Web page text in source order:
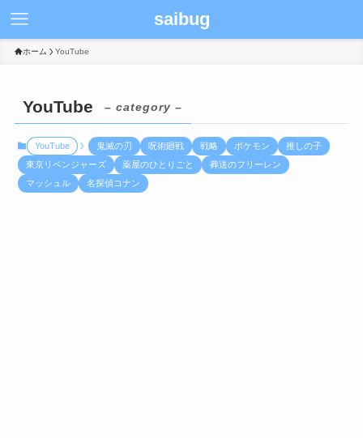
saibug
ホーム YouTube
YouTube – category –
YouTube 鬼滅の刃 呪術廻戦 戦略 ポケモン
推しの子
東京リベンジャーズ
薬屋のひとりごと
葬送のフリーレン
マッシュル
名探偵コナン